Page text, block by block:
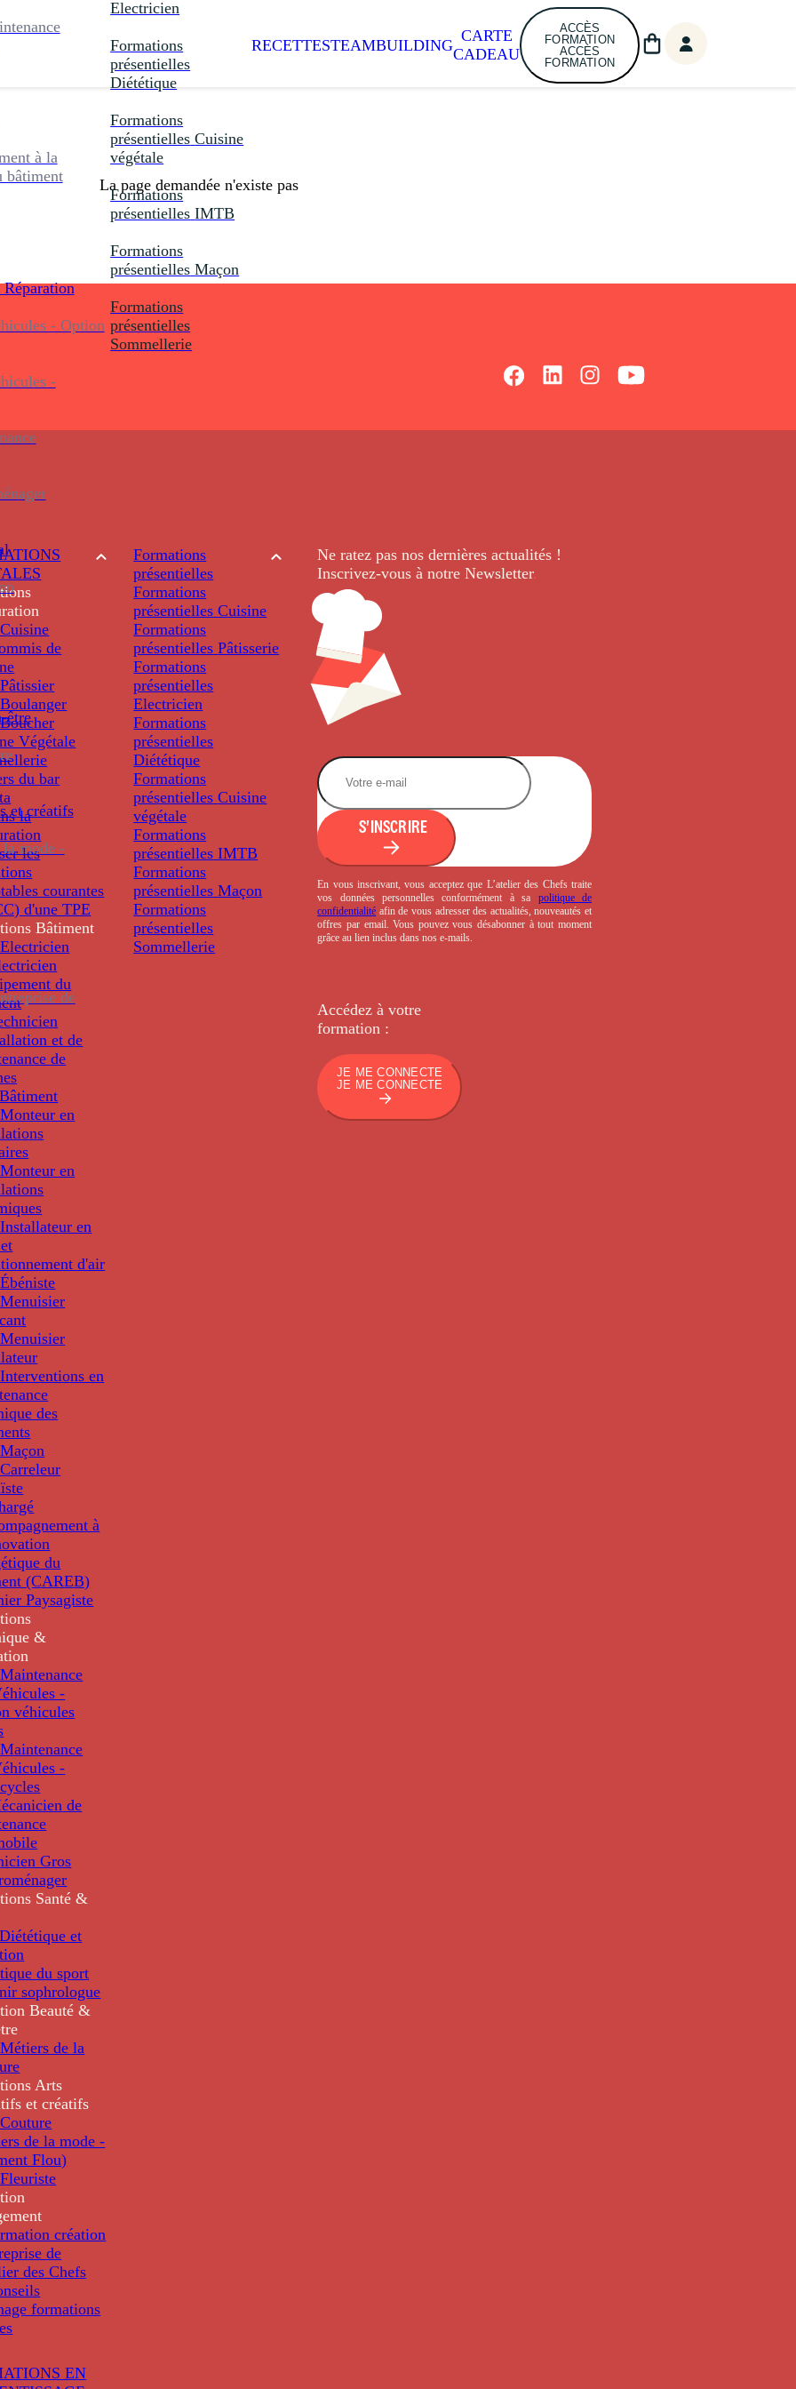
à la
bâtiment
- Option
-
être
et créatifs
mode -
de
Electricien
Formations
présentielles
Diététique
Formations
présentielles Cuisine
végétale
Formations
présentielles IMTB
Formations
présentielles Maçon
Formations
présentielles
Sommellerie
RECETTESTEAMBUILDING
CARTE
CADEAU
ACCÈS
FORMATION
ACCÈS
FORMATION
La page demandée n'existe pas
de
Végétale
du bar
la
les
courantes
d'une TPE
Bâtiment
du
et de
de
en
en
en
d'air
en
des
à
du
(CAREB)
Paysagiste
&
-
véhicules
-
de
Gros
Santé &
et
du sport
sophrologue
Beauté &
de la
Arts
et créatifs
de la mode -
Flou)
création
de
des Chefs
formations
EN
Formations
présentielles
Formations
présentielles Cuisine
Formations
présentielles Pâtisserie
Formations
présentielles
Electricien
Formations
présentielles
Diététique
Formations
présentielles Cuisine
végétale
Formations
présentielles IMTB
Formations
présentielles Maçon
Formations
présentielles
Sommellerie
Ne ratez pas nos dernièresactualités !
Inscrivez-vous à notre Newsletter.
S'INSCRIRE
En vous inscrivant, vous acceptez que L’atelier des Chefs traite
vos données personnelles conformément à sa politique de
confidentialité afin de vous adresser des actualités, nouveautés et
offres par email. Vous pouvez vous désabonner à tout moment
grâce au lien inclus dans nos e-mails.
Accédez à votre
formation :
JE ME CONNECTE
JE ME CONNECTE